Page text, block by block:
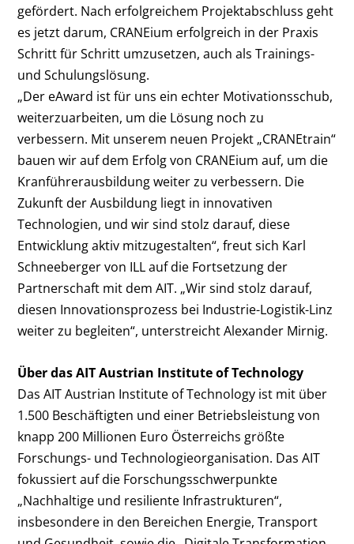
gefördert. Nach erfolgreichem Projektabschluss geht
es jetzt darum, CRANEium erfolgreich in der Praxis
Schritt für Schritt umzusetzen, auch als Trainings-
und Schulungslösung.
„Der eAward ist für uns ein echter Motivationsschub,
weiterzuarbeiten, um die Lösung noch zu
verbessern. Mit unserem neuen Projekt „CRANEtrain“
bauen wir auf dem Erfolg von CRANEium auf, um die
Kranführerausbildung weiter zu verbessern. Die
Zukunft der Ausbildung liegt in innovativen
Technologien, und wir sind stolz darauf, diese
Entwicklung aktiv mitzugestalten“, freut sich Karl
Schneeberger von ILL auf die Fortsetzung der
Partnerschaft mit dem AIT. „Wir sind stolz darauf,
diesen Innovationsprozess bei Industrie-Logistik-Linz
weiter zu begleiten“, unterstreicht Alexander Mirnig.
Über das AIT Austrian Institute of Technology
Das AIT Austrian Institute of Technology ist mit über
1.500 Beschäftigten und einer Betriebsleistung von
knapp 200 Millionen Euro Österreichs größte
Forschungs- und Technologieorganisation. Das AIT
fokussiert auf die Forschungsschwerpunkte
„Nachhaltige und resiliente Infrastrukturen“,
insbesondere in den Bereichen Energie, Transport